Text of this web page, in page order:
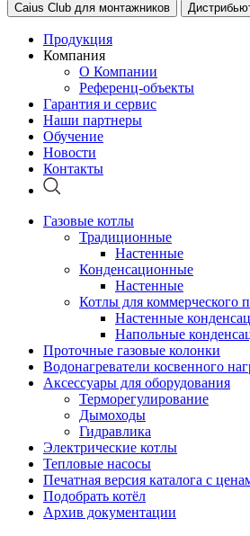
Caius Club для монтажников
Продукция
Компания
О Компании
Референц-объекты
Гарантия и сервис
Наши партнеры
Обучение
Новости
Контакты
Газовые котлы
Традиционные
Настенные
Конденсационные
Настенные
Котлы для коммерческого
Настенные
Напольные
Проточные газовые колонки
Водонагреватели косвенного
Аксессуары для оборудования
Терморегулирование
Дымоходы
Гидравлика
Электрические котлы
Тепловые насосы
Печатная версия каталога с
Подобрать котёл
Архив документации